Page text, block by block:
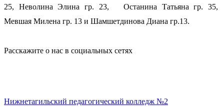
25, Неволина Элина гр. 23, Останина Татьяна гр. 35,
Мевшая Милена гр. 13 и Шамшетдинова Диана гр.13.
Расскажите о нас в социальных сетях
Нижнетагильский педагогический колледж №2